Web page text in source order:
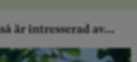
är intresserad av...